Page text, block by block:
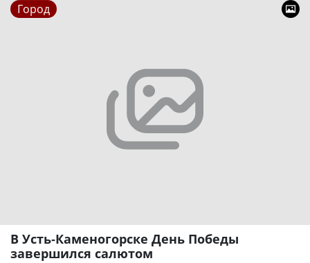
Город
В Усть-Каменогорске День Победы
завершился салютом